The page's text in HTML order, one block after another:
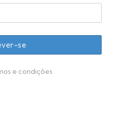
e condições